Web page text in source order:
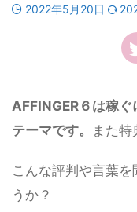
2022年5月20日
AFFINGER６は稼
テーマです。
また特
こんな評判や言葉
うか？